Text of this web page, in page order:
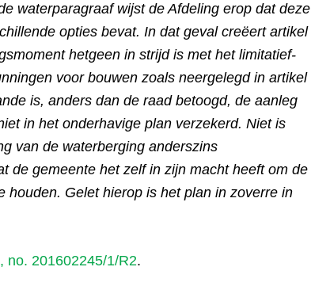
waterparagraaf wijst de Afdeling erop dat deze
opties bevat. In dat geval creëert artikel
hetgeen in strijd is met het limitatief-
voor bouwen zoals neergelegd in artikel
is, anders dan de raad betoogd, de aanleg
in het onderhavige plan verzekerd. Niet is
van de waterberging anderszins
de gemeente het zelf in zijn macht heeft om de
houden. Gelet hierop is het plan in zoverre in
no. 201602245/1/R2.